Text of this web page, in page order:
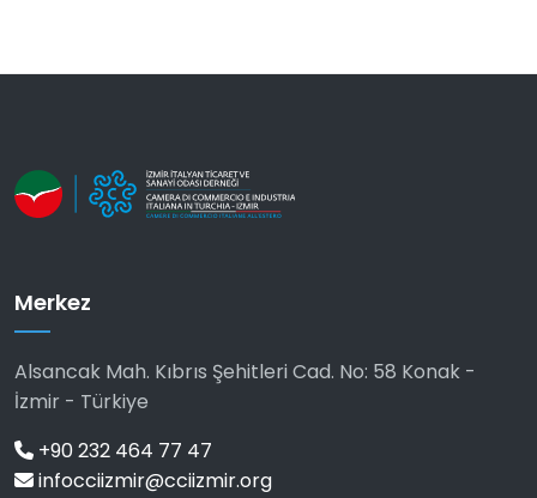
Merkez
Alsancak Mah. Kıbrıs Şehitleri Cad. No: 58 Konak -
İzmir - Türkiye
+90 232 464 77 47
infocciizmir@cciizmir.org